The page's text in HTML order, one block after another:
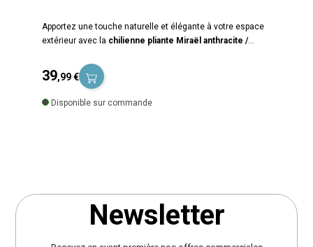
Apportez une touche naturelle et élégante à votre espace
extérieur avec la chilienne pliante Miraël anthracite /
offrir
confort, praticité et résistance
est idéale pour profiter de moments de détente au jardin,
sur la terrasse, le balcon ou au bord de la piscine. La
chilienne Miraël est équipée d’une structure en acier traité
d’une assise en texaline 580 g/m², une toile technique
reconnue pour ses qualités en mobilier d’extérieur :
respirante et agréable même par forte chaleur, résistante
39,99 €
Disponible sur commande
Newsletter